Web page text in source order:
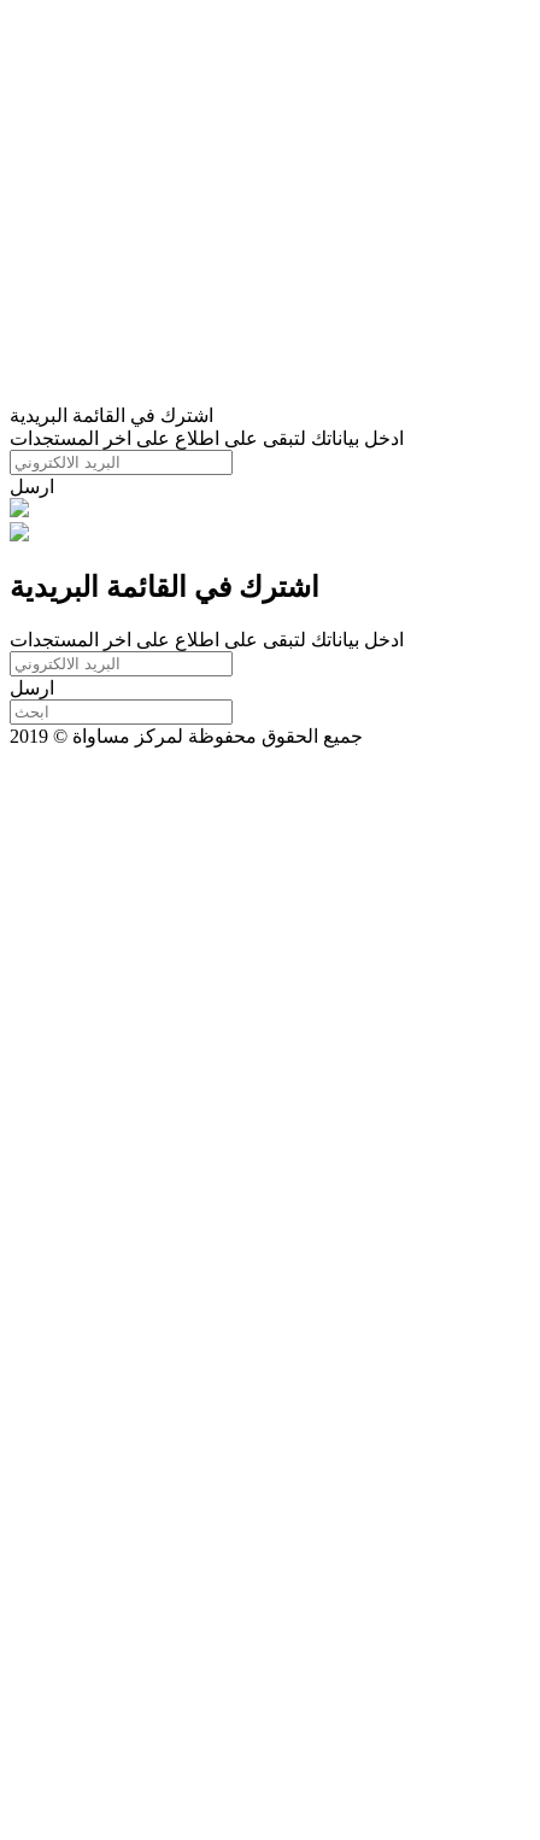
اشترك في القائمة البريدية
ادخل بياناتك لتبقى على اطلاع على اخر المستجدات
ارسل
اشترك في القائمة البريدية
ادخل بياناتك لتبقى على اطلاع على اخر المستجدات
ارسل
جميع الحقوق محفوظة لمركز مساواة © 2019